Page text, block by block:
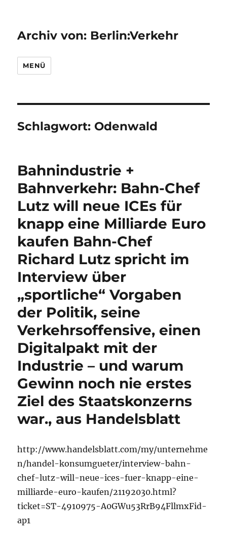
Archiv von: Berlin:Verkehr
MENÜ
Schlagwort: Odenwald
Bahnindustrie +
Bahnverkehr: Bahn-Chef
Lutz will neue ICEs für
knapp eine Milliarde Euro
kaufen Bahn-Chef
Richard Lutz spricht im
Interview über
„sportliche“ Vorgaben
der Politik, seine
Verkehrsoffensive, einen
Digitalpakt mit der
Industrie – und warum
Gewinn noch nie erstes
Ziel des Staatskonzerns
war., aus Handelsblatt
http://www.handelsblatt.com/my/unternehme
n/handel-konsumgueter/interview-bahn-
chef-lutz-will-neue-ices-fuer-knapp-eine-
milliarde-euro-kaufen/21192030.html?
ticket=ST-4910975-A0GWu53RrB94FllmxFid-
ap1